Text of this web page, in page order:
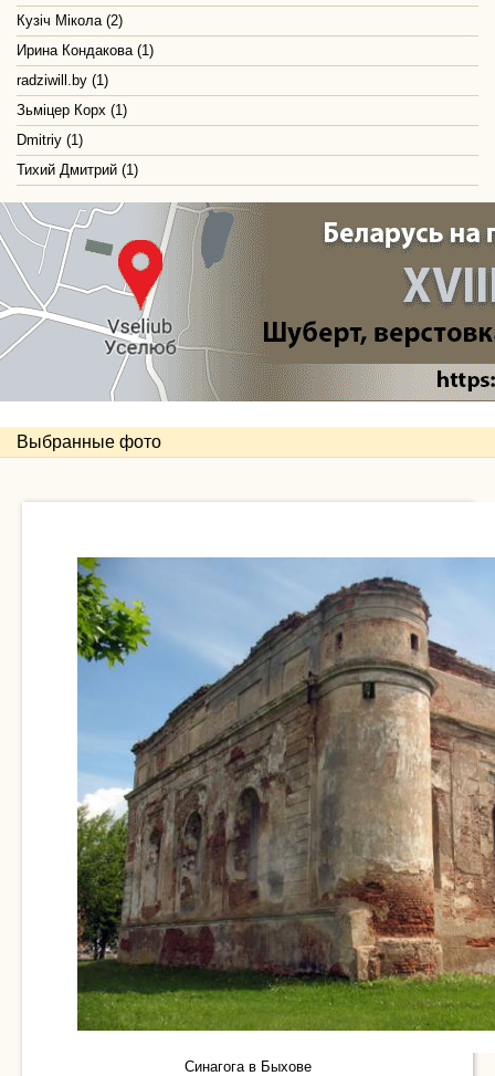
Кузіч Мікола (2)
Ирина Кондакова (1)
radziwill.by (1)
Зьміцер Корх (1)
Dmitriy (1)
Тихий Дмитрий (1)
Выбранные фото
Синагога в Быхове